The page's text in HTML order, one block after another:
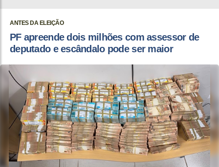
ANTES DA ELEIÇÃO
PF apreende dois milhões com assessor de
deputado e escândalo pode ser maior